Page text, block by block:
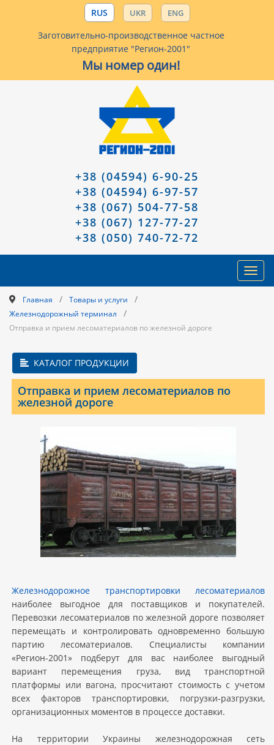
RUS UKR ENG
Заготовительно-производственное частное
предприятие "Регион-2001"
Мы номер один!
+38 (04594) 6-90-25
+38 (04594) 6-97-57
+38 (067) 504-77-58
+38 (067) 127-77-27
+38 (050) 740-72-72
Главная / Товары и услуги /
Железнодорожный терминал /
Отправка и прием лесоматериалов по железной дороге
КАТАЛОГ ПРОДУКЦИИ
Отправка и прием лесоматериалов по
железной дороге
Железнодорожное транспортировки лесоматериалов
наиболее выгодное для поставщиков и покупателей.
Перевозки лесоматериалов по железной дороге позволяет
перемещать и контролировать одновременно большую
партию лесоматериалов. Специалисты компании
«Регион-2001» подберут для вас наиболее выгодный
вариант перемещения груза, вид транспортной
платформы или вагона, просчитают стоимость с учетом
всех факторов транспортировки, погрузки-разгрузки,
организационных моментов в процессе доставки.
На территории Украины железнодорожная сеть